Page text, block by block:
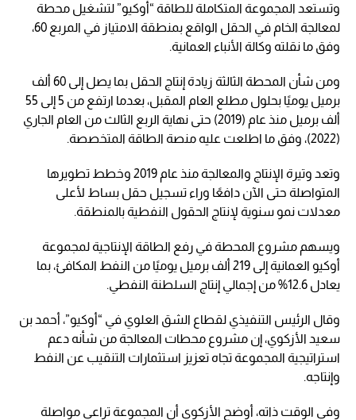
وتستعد المجموعة المتكاملة للطاقة “أوكيو” لتشغيل محطة
لمعالجة الخام في الحقل الواقع بمنطقة الامتياز في المربع 60،
وفق ما نقلته وكالة الأنباء العمانية.
ومن شأن المحطة الثالثة زيادة إنتاج الحقل بما يصل إلى 60 ألف
برميل يوميًا بحلول مطلع العام المقبل، بعدما ارتفع من 5 إلى 55
ألف برميل منذ عام (2019) حتى نهاية الربع الثالث من العام الجاري
(2022)، وفق ما اطلعت عليه منصة الطاقة المتخصصة.
وتعد وتيرة الإنتاج والمعالجة منذ عام 2019 وخطط تطويرها
المتواصلة حتى الآن دافعًا وراء تسجيل حقل بساط لأعلى
معدلات نمو سنوية لإنتاج الحقول النفطية بالمنطقة.
ويسهم مشروع المحطة في رفع الطاقة الإنتاجية لمجموعة
أوكيو العمانية إلى 219 ألف برميل يوميًا من النفط المكافئ، بما
يعادل 12.6% من إجمالي إنتاج السلطنة النفطي.
وقال الرئيس التنفيذي لقطاع الشق العلوي في “أوكيو”، أحمد بن
سعيد الأزكوي، إن مشروع محطات المعالجة من شأنه دعم
استراتيجية المجموعة تجاه تعزيز استثمارات التنقيب عن النفط
وإنتاجه.
وفي الوقت ذاته، أوضح الأزكوي أن المجموعة تراعي مواصلة